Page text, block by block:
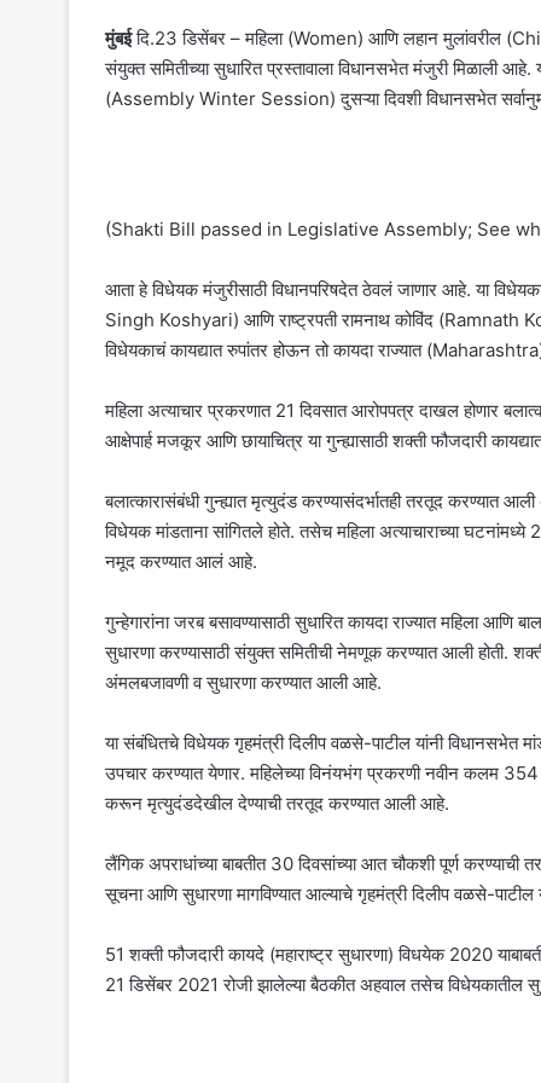
मुंबईदि.23 डिसेंबर – महिला (Women) आणि लहान मुलांवरील
संयुक्त समितीच्या सुधारित प्रस्तावाला विधानसभेत मंजुरी मिळाली आहे.
(Assembly Winter Session) दुसऱ्या दिवशी विधानसभेत
(Shakti Bill passed in Legislative Assembly; See
आता हे विधेयक मंजुरीसाठी विधानपरिषदेत ठेवलं जाणार आहे. या
Singh Koshyari) आणि राष्ट्रपती रामनाथ कोविंद (Ramnath
विधेयकाचं कायद्यात रुपांतर होऊन तो कायदा राज्यात
महिला अत्याचार प्रकरणात 21 दिवसात आरोपपत्र दाखल होणार
आक्षेपार्ह मजकूर आणि छायाचित्र या गुन्ह्यासाठी शक्ती फौजदारी
बलात्कारासंबंधी गुन्ह्यात मृत्युदंड करण्यासंदर्भातही तरतूद करण्यात
विधेयक मांडताना सांगितले होते. तसेच महिला अत्याचाराच्या
नमूद करण्यात आलं आहे.
गुन्हेगारांना जरब बसावण्यासाठी सुधारित कायदा राज्यात महिला आणि
सुधारणा करण्यासाठी संयुक्त समितीची नेमणूक करण्यात आली होती.
अंमलबजावणी व सुधारणा करण्यात आली आहे.
या संबंधितचे विधेयक गृहमंत्री दिलीप वळसे-पाटील यांनी विधानसभेत
उपचार करण्यात येणार. महिलेच्या विनंयभंग प्रकरणी नवीन कलम
करून मृत्युदंडदेखील देण्याची तरतूद करण्यात आली आहे.
लैंगिक अपराधांच्या बाबतीत 30 दिवसांच्या आत चौकशी पूर्ण
सूचना आणि सुधारणा मागविण्यात आल्याचे गृहमंत्री दिलीप वळसे-पाटील
51 शक्ती फौजदारी कायदे (महाराष्ट्र सुधारणा) विधयेक 2020
21 डिसेंबर 2021 रोजी झालेल्या बैठकीत अहवाल तसेच विधेयकातील